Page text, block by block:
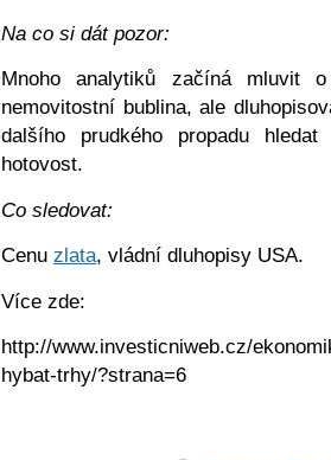
Na co si dát pozor:
Mnoho analytiků začíná mluvit
nemovitostní bublina, ale
dalšího prudkého propadu
hotovost.
Co sledovat:
Cenu zlata, vládní dluhopisy USA.
Více zde:
http://www.investicniweb.cz/
hybat-trhy/?strana=6